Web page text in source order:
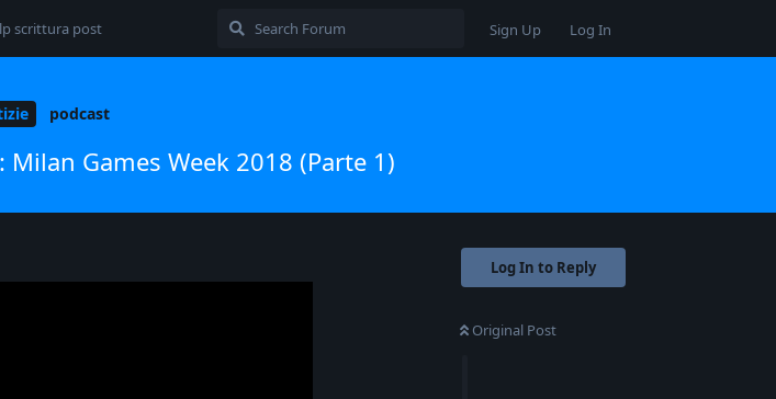
scrittura post Sign Up Log In
podcast
Games Week 2018 (Parte 1)
Log In to Reply
Original Post